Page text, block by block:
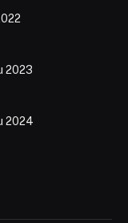
2023
2024